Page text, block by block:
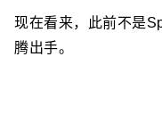
现在看来，此前不是
腾出手。